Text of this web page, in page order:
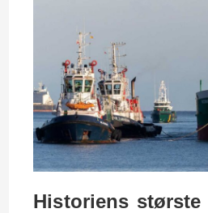
Historiens største